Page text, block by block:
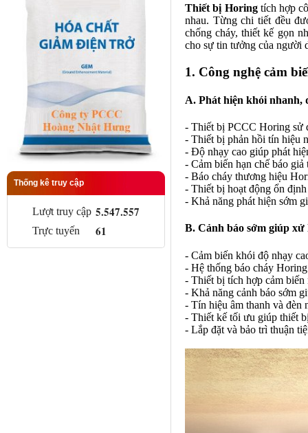
Thống kê truy cập
Lượt truy cập 5.547.557
Trực tuyến 61
Thiết bị Horingtích hợp
nhau. Từng chi tiết đều
chống cháy, thiết kế gọn
cho sự tin tưởng của người
1. Công nghệ cảm
A. Phát hiện khói nhanh,
- Thiết bị PCCC Horing sử
- Thiết bị phản hồi tín hiệu
- Độ nhạy cao giúp phát
- Cảm biến hạn chế báo
- Báo cháy thương hiệu
- Thiết bị hoạt động ổn
- Khả năng phát hiện sớm
B. Cảnh báo sớm giúp
- Cảm biến khói độ nhạy
- Hệ thống báo cháy
- Thiết bị tích hợp cảm
- Khả năng cảnh báo sớm
- Tín hiệu âm thanh và đèn
- Thiết kế tối ưu giúp thiết
- Lắp đặt và bảo trì thuận